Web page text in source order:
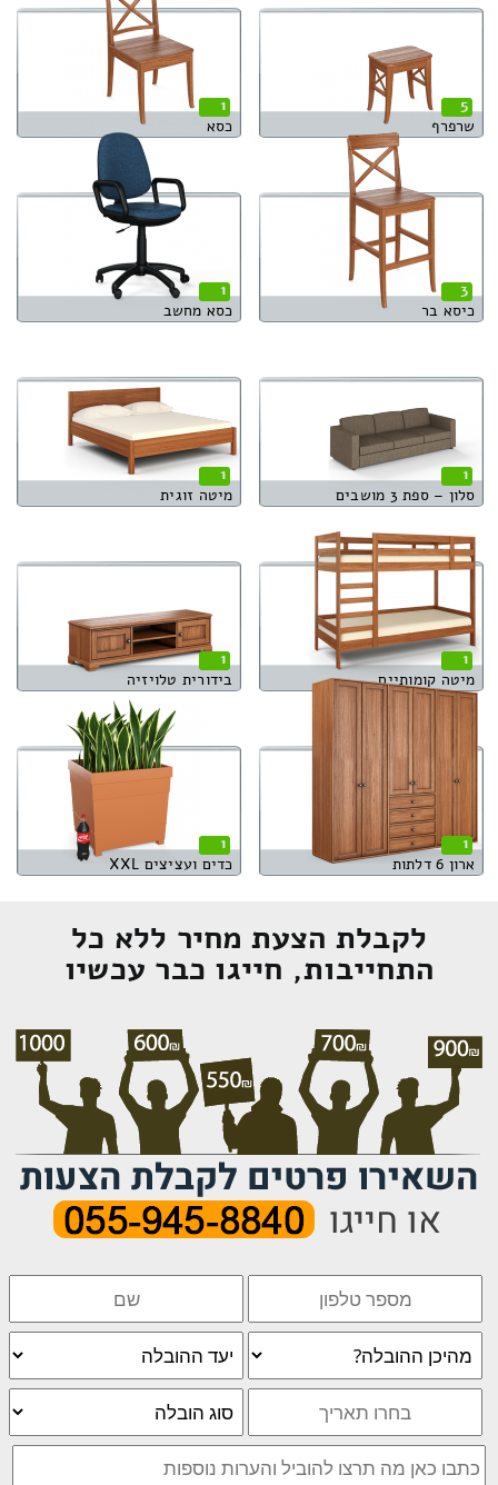
5
שרפרף
1
כסא
3
כיסא בר
1
כסא מחשב
1
סלון – ספת 3 מושבים
1
מיטה זוגית
1
מיטה קומותיים
1
בידורית טלויזיה
1
ארון 6 דלתות
1
כדים ועציצים XXL
לקבלת הצעת מחיר ללא כל
התחייבות, חייגו כבר עכשיו